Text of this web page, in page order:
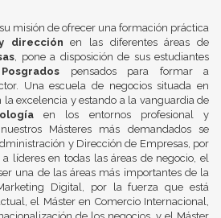
misión de ofrecer una formación práctica
dirección en las diferentes áreas de
, pone a disposición de sus estudiantes
pensados para formar a
Una escuela de negocios situada en
excelencia y estando a la vanguardia de
en los entornos profesional y
Másteres más demandados se
y Dirección de Empresas, por
líderes en todas las áreas de negocio, el
una de las áreas más importantes de la
Digital, por la fuerza que está
el Máster en Comercio Internacional,